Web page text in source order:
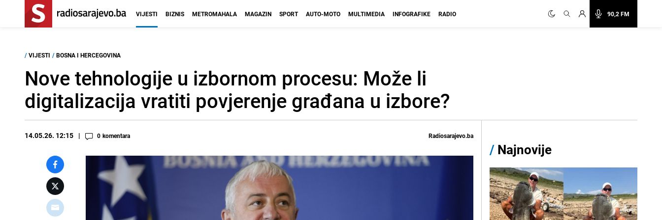
90,2 FM
VIJESTI BIZNIS METROMAHALA MAGAZIN SPORT AUTO-MOTO MULTIMEDIA INFOGRAFIKE RADIO
/ VIJESTI / BOSNA I HERCEGOVINA
Nove tehnologije u izbornom procesu: Može li
digitalizacija vratiti povjerenje građana u izbore?
14.05.26. 12:15 0 komentara Radiosarajevo.ba
/ Najnovije